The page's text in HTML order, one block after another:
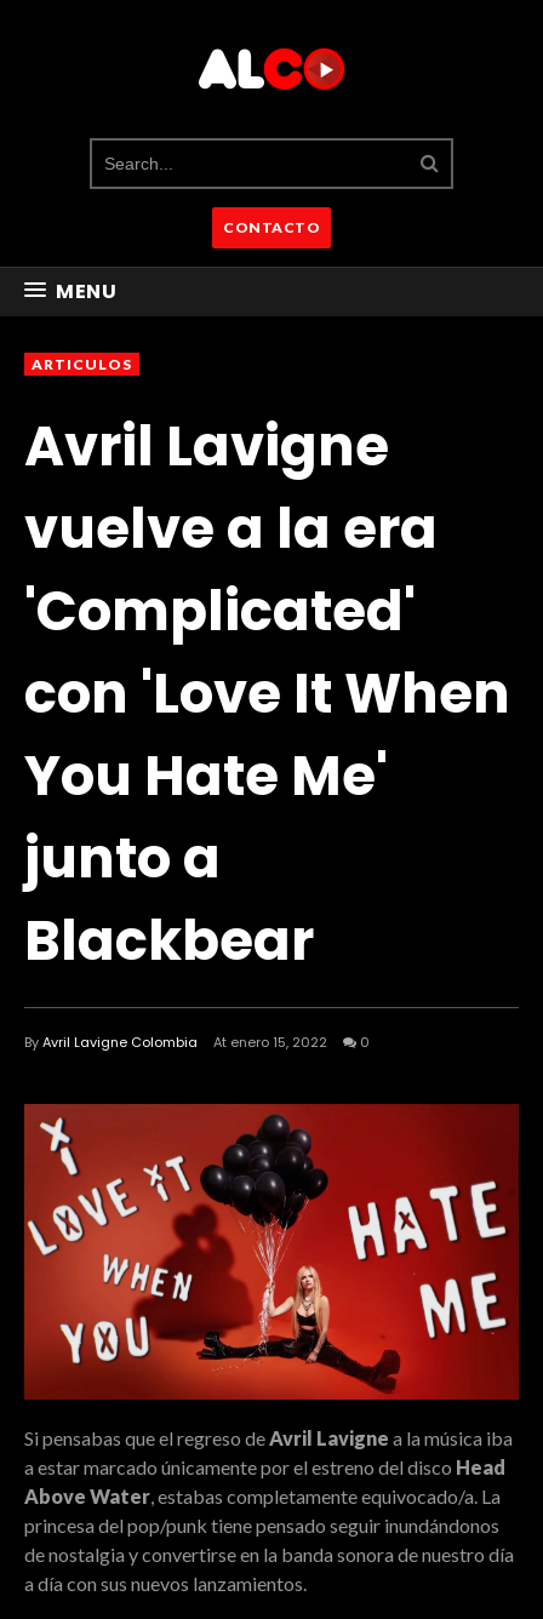
CONTACTO
MENU
ARTICULOS
Avril Lavigne
vuelve a la era
'Complicated'
con 'Love It When
You Hate Me'
junto a
Blackbear
ByAvril Lavigne Colombia At enero 15, 2022 0
Si pensabas que el regreso deAvril Lavigne a la música iba
a estar marcado únicamente por el estreno del disco Head
Above Water, estabas completamente equivocado/a. La
princesa del pop/punk tiene pensado seguir inundándonos
de nostalgia y convertirse en la banda sonora de nuestro día
a día con sus nuevos lanzamientos.